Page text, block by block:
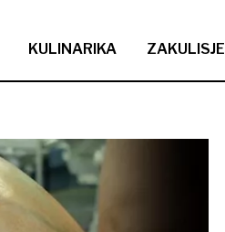
KULINARIKA ZAKULISJE